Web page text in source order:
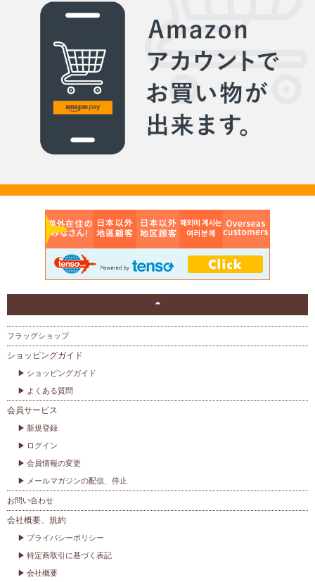
フラッグショップ
ショッピングガイド
ショッピングガイド
よくある質問
会員サービス
新規登録
ログイン
会員情報の変更
メールマガジンの配信、停止
お問い合わせ
会社概要、規約
プライバシーポリシー
特定商取引に基づく表記
会社概要